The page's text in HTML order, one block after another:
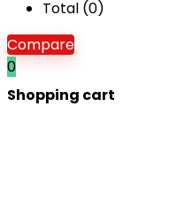
Total (0)
Compare
0
Shopping cart